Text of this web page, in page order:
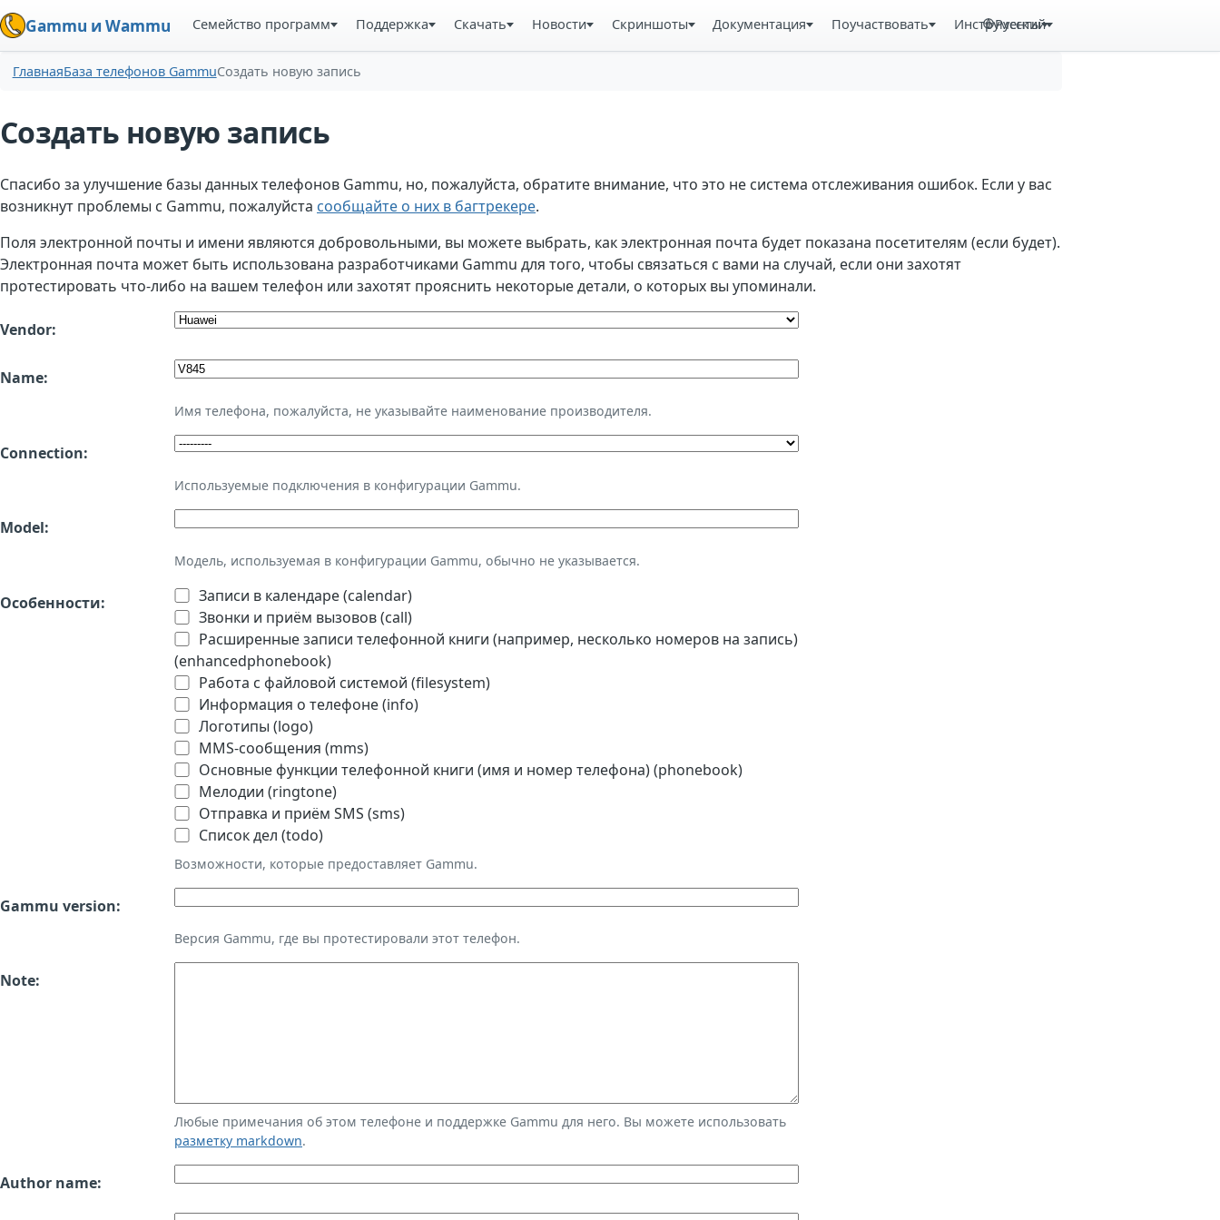
Gammu и Wammu Семейство программ Поддержка Скачать Новости Скриншоты Документация Поучаствовать Инструменты
Русский
ГлавнаяБаза телефонов GammuСоздать новую запись
Создать новую запись
Спасибо за улучшение базы данных телефонов Gammu, но, пожалуйста, обратите внимание, что это не система отслеживания ошибок. Если у вас
возникнут проблемы с Gammu, пожалуйста сообщайте о них в багтрекере.
Поля электронной почты и имени являются добровольными, вы можете выбрать, как электронная почта будет показана посетителям (если будет).
Электронная почта может быть использована разработчиками Gammu для того, чтобы связаться с вами на случай, если они захотят
протестировать что-либо на вашем телефон или захотят прояснить некоторые детали, о которых вы упоминали.
Vendor:
Name:
Имя телефона, пожалуйста, не указывайте наименование производителя.
Connection:
Используемые подключения в конфигурации Gammu.
Model:
Модель, используемая в конфигурации Gammu, обычно не указывается.
Особенности:
Записи в календаре (calendar)
Звонки и приём вызовов (call)
Расширенные записи телефонной книги (например, несколько номеров на запись)
(enhancedphonebook)
Работа с файловой системой (filesystem)
Информация о телефоне (info)
Логотипы (logo)
MMS-сообщения (mms)
Основные функции телефонной книги (имя и номер телефона) (phonebook)
Мелодии (ringtone)
Отправка и приём SMS (sms)
Список дел (todo)
Возможности, которые предоставляет Gammu.
Gammu version:
Версия Gammu, где вы протестировали этот телефон.
Note:
Любые примечания об этом телефоне и поддержке Gammu для него. Вы можете использовать
разметку markdown.
Author name: